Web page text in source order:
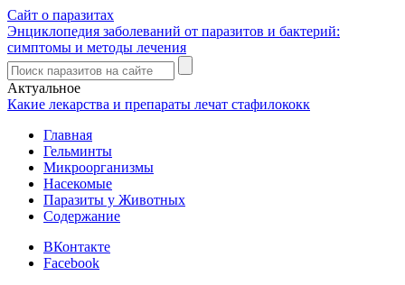
Сайт о паразитах
Энциклопедия заболеваний от паразитов и бактерий:
симптомы и методы лечения
Актуальное
Какие лекарства и препараты лечат стафилококк
Главная
Гельминты
Микроорганизмы
Насекомые
Паразиты у Животных
Содержание
ВКонтакте
Facebook